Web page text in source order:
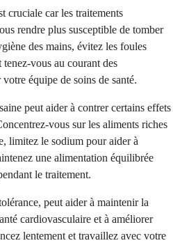
cruciale car les traitements
rendre plus susceptible de tomber
des mains, évitez les foules
vous au courant des
équipe de soins de santé.
peut aider à contrer certains effets
vous sur les aliments riches
limitez le sodium pour aider à
une alimentation équilibrée
le traitement.
peut aider à maintenir la
cardiovasculaire et à améliorer
lentement et travaillez avec votre